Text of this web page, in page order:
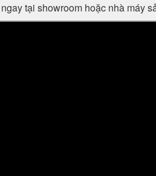
tại showroom hoặc nhà máy